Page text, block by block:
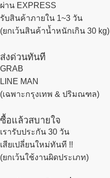
ผ่าน EXPRESS
รับสินค้าภายใน 1~3 วัน
(ยกเว้นสินค้าน้ำหนักเกิน 30 kg)
ส่งด่วนทันที
GRAB
LINE MAN
(เฉพาะกรุงเทพ & ปริมณฑล)
ซื้อแล้วสบายใจ
เรารับประกัน 30 วัน
เสียเปลี่ยนใหม่ทันที !!
(ยกเว้นใช้งานผิดประเภท)